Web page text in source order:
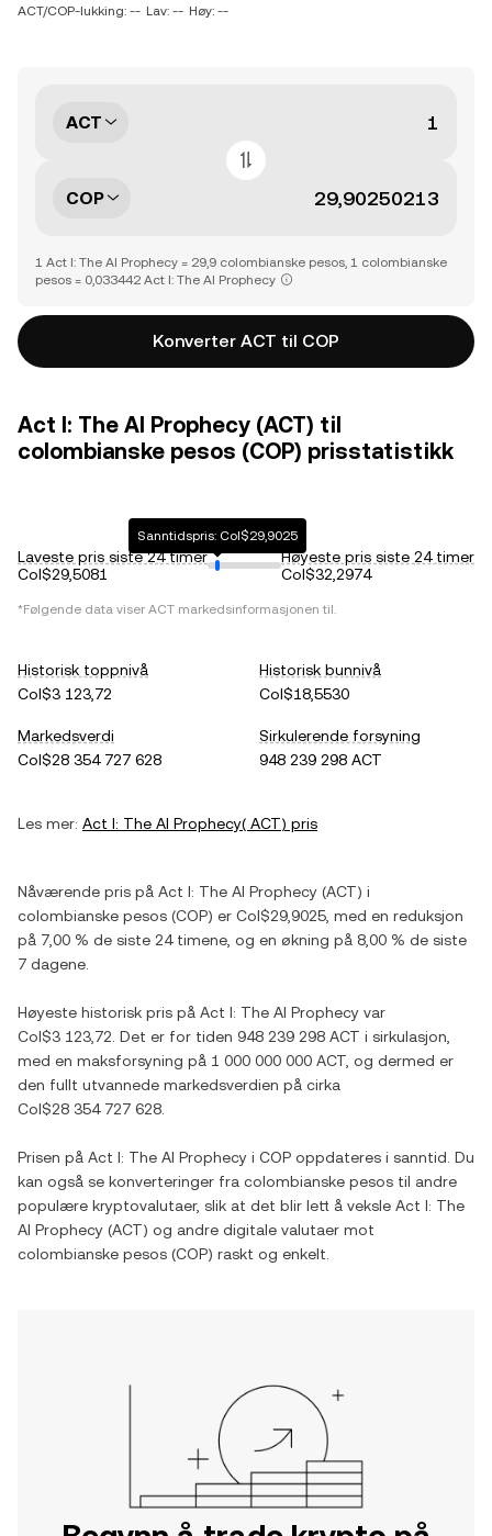
ACT/COP-lukking: -- Lav: -- Høy: --
ACT
COP
1 Act I: The AI Prophecy = 29,9 colombianske pesos, 1 colombianske
pesos = 0,033442 Act I: The AI Prophecy
Konverter ACT til COP
Act I: The AI Prophecy (ACT) til
colombianske pesos (COP) prisstatistikk
Laveste pris siste 24 timer
Col$29,5081
Sanntidspris: Col$29,9025
Høyeste pris siste 24 timer
Col$32,2974
*Følgende data viser ACT markedsinformasjonen til.
Historisk toppnivå
Col$3 123,72
Historisk bunnivå
Col$18,5530
Markedsverdi
Col$28 354 727 628
Sirkulerende forsyning
948 239 298 ACT
Les mer: Act I: The AI Prophecy( ACT) pris
Nåværende pris på Act I: The AI Prophecy (ACT) i
colombianske pesos (COP) er Col$29,9025 , med en reduksjon
på 7,00 % de siste 24 timene, og en økning på 8,00 % de siste
7 dagene.
Høyeste historisk pris på Act I: The AI Prophecy var
Col$3 123,72 . Det er for tiden 948 239 298 ACT i sirkulasjon,
med en maksforsyning på 1 000 000 000 ACT , og dermed er
den fullt utvannede markedsverdien på cirka
Col$28 354 727 628
Prisen på Act I: The AI Prophecy i COP oppdateres i sanntid. Du
kan også se konverteringer fra colombianske pesos til andre
populære kryptovalutaer, slik at det blir lett å veksle Act I: The
AI Prophecy (ACT) og andre digitale valutaer mot
colombianske pesos (COP) raskt og enkelt.